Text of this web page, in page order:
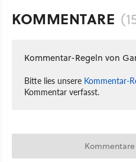
KOMMENTARE
Kommentar-Regeln von
Bitte lies unsere Kommentar-
Kommentar verfasst.